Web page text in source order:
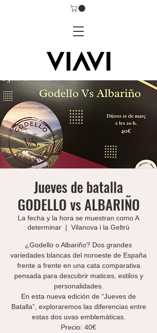
Jueves de batalla
GODELLO vs ALBARIÑO
La fecha y la hora se muestran como A
determinar
  |
Vilanova i la Geltrú
¿Godello o Albariño? Dos grandes
variedades blancas del noroeste de España
frente a frente en una cata comparativa
pensada para descubrir matices, estilos y
personalidades.
En esta nueva edición de “Jueves de
Batalla”, exploraremos las diferencias entre
estas dos uvas emblemáticas.
Precio: 40€